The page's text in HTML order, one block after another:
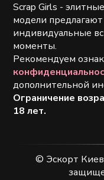
Scrap Girls -
модели
индивидуальные
моменты.
Рекомендуем
дополнительной
Ограничение
18 лет.
© Эскорт Киев